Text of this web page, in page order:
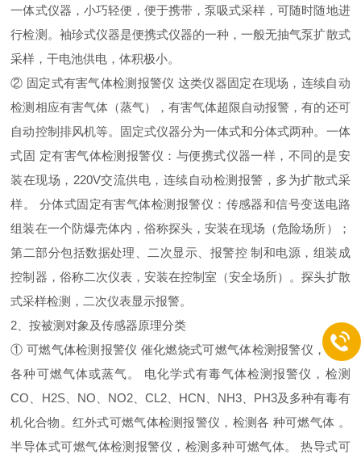
一体式仪器，小巧轻便，便于携带，泵吸式采样，可随时随地进
行检测。袖珍式仪器是便携式仪器的一种，一般无抽气泵扩散式
采样，干电池供电，体积极小。
② 固定式有害气体检测报警仪 这类仪器固定在现场，连续自动
检测相应有害气体（蒸气），有害气体超限自动报警，有的还可
自动控制排风机等。固定式仪器分为一体式和分体式两种。一体
式固 定有害气体检测报警仪：与便携式仪器一样，不同的是安
装在现场，220V交流供电，连续自动检测报警，多为扩散式采
样。 分体式固定有害气体检测报警仪：传感器和信号变送电路
组装在一个防爆壳体内，俗称探头，安装在现场（危险场所）；
第二部分包括数据处理、二次显示、报警控 制和电源，组装成
控制器，俗称二次仪表，安装在控制室（安全场所）。探头扩散
式采样检测，二次仪表显示报警。
2、按被测对象及传感器原理分类
① 可燃气体检测报警仪 催化燃烧式可燃气体检测报警仪，检测
各种可燃气体或蒸气。 电化学式有毒气体检测报警仪，检测
CO、H2S、NO、NO2、CL2、HCN、NH3、PH3及多种有毒有
机化合物。红外式可燃气体检测报警仪，检测各 种可燃气体 。
半导体式可燃气体检测报警仪，检测多种可燃气体。 热导式可